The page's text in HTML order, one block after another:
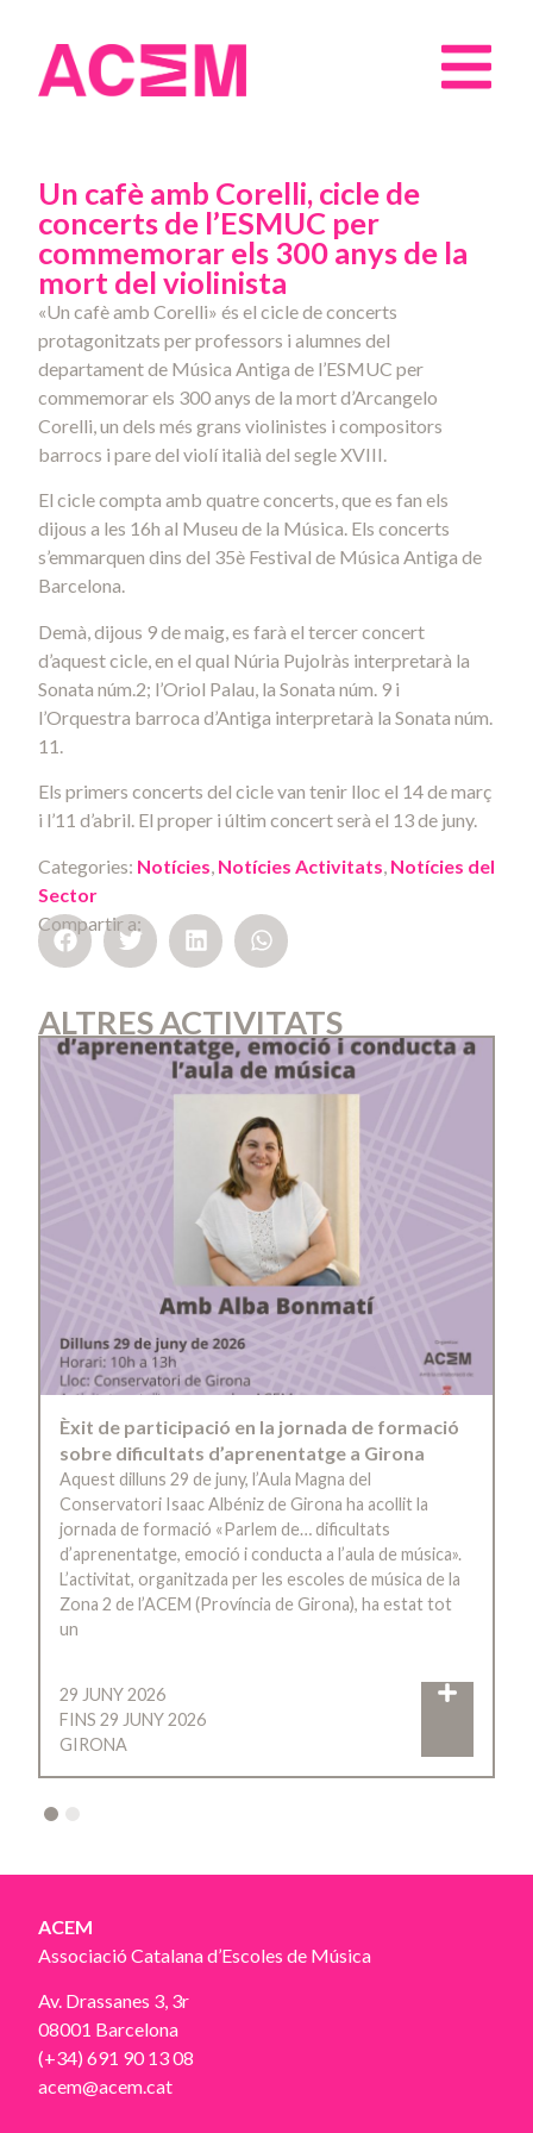
Un cafè amb Corelli, cicle de
concerts de l’ESMUC per
commemorar els 300 anys de la
mort del violinista
«Un cafè amb Corelli» és el cicle de concerts
protagonitzats per professors i alumnes del
departament de Música Antiga de l’ESMUC per
commemorar els 300 anys de la mort d’Arcangelo
Corelli, un dels més grans violinistes i compositors
barrocs i pare del violí italià del segle XVIII.
El cicle compta amb quatre concerts, que es fan els
dijous a les 16h al Museu de la Música. Els concerts
s’emmarquen dins del 35è Festival de Música Antiga de
Barcelona.
Demà, dijous 9 de maig, es farà el tercer concert
d’aquest cicle, en el qual Núria Pujolràs interpretarà la
Sonata núm.2; l’Oriol Palau, la Sonata núm. 9 i
l’Orquestra barroca d’Antiga interpretarà la Sonata núm.
11.
Els primers concerts del cicle van tenir lloc el 14 de març
i l’11 d’abril. El proper i últim concert serà el 13 de juny.
Categories: Notícies Notícies Activitats Notícies del
Sector
Compartir a:
ALTRES ACTIVITATS
Èxit de participació en la jornada de formació
sobre dificultats d’aprenentatge a Girona
Aquest dilluns 29 de juny, l’Aula Magna del
Conservatori Isaac Albéniz de Girona ha acollit la
jornada de formació «Parlem de… dificultats
d’aprenentatge, emoció i conducta a l’aula de música».
L’activitat, organitzada per les escoles de música de la
Zona 2 de l’ACEM (Província de Girona), ha estat tot
un
29 JUNY 2026
FINS 29 JUNY 2026
GIRONA
ACEM
Associació Catalana d’Escoles de Música
Av. Drassanes 3, 3r
08001 Barcelona
(+34) 691 90 13 08
acem@acem.cat